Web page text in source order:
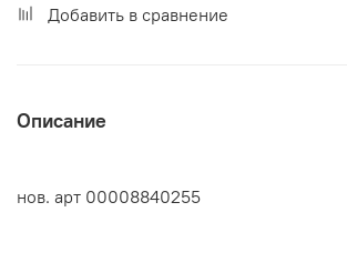
Добавить в сравнение
Описание
нов. арт 00008840255